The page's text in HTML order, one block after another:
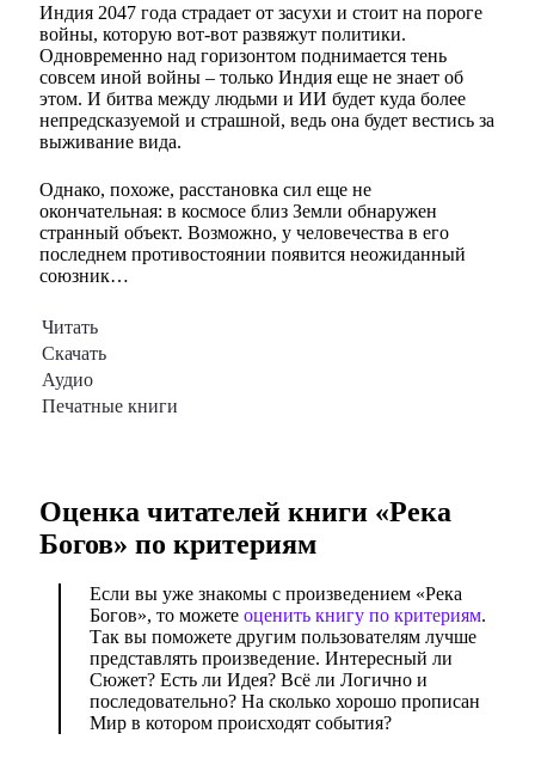
Индия 2047 года страдает от засухи и стоит на пороге
войны, которую вот-вот развяжут политики.
Одновременно над горизонтом поднимается тень
совсем иной войны – только Индия еще не знает об
этом. И битва между людьми и ИИ будет куда более
непредсказуемой и страшной, ведь она будет вестись за
выживание вида.
Однако, похоже, расстановка сил еще не
окончательная: в космосе близ Земли обнаружен
странный объект. Возможно, у человечества в его
последнем противостоянии появится неожиданный
союзник…
Читать
Скачать
Аудио
Печатные книги
Оценка читателей книги «Река
Богов» по критериям
Если вы уже знакомы с произведением «Река
Богов», то можете оценить книгу по критериям.
Так вы поможете другим пользователям лучше
представлять произведение. Интересный ли
Сюжет? Есть ли Идея? Всё ли Логично и
последовательно? На сколько хорошо прописан
Мир в котором происходят события?